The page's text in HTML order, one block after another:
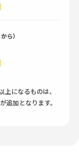
ら）
になるものは、
追加となります。